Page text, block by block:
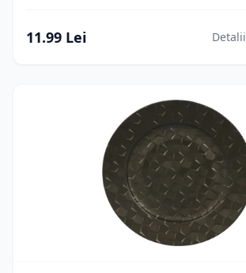
11.99 Lei Detalii